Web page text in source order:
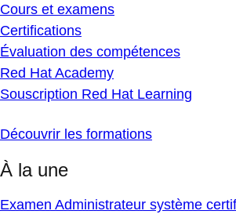
Cours et examens
Certifications
Évaluation des compétences
Red Hat Academy
Souscription Red Hat Learning
Découvrir les formations
À la une
Examen Administrateur système